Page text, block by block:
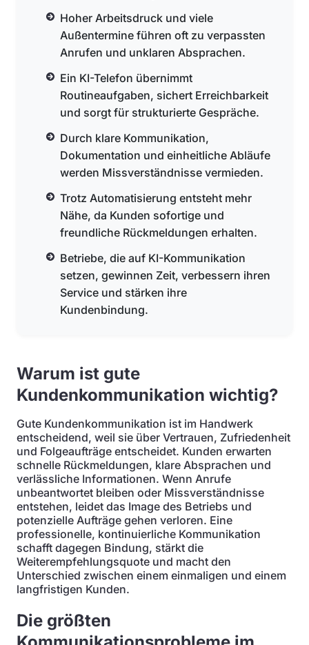
Hoher Arbeitsdruck und viele
Außentermine führen oft zu verpassten
Anrufen und unklaren Absprachen.
Ein KI-Telefon übernimmt
Routineaufgaben, sichert Erreichbarkeit
und sorgt für strukturierte Gespräche.
Durch klare Kommunikation,
Dokumentation und einheitliche Abläufe
werden Missverständnisse vermieden.
Trotz Automatisierung entsteht mehr
Nähe, da Kunden sofortige und
freundliche Rückmeldungen erhalten.
Betriebe, die auf KI-Kommunikation
setzen, gewinnen Zeit, verbessern ihren
Service und stärken ihre
Kundenbindung.
Warum ist gute
Kundenkommunikation wichtig?
Gute Kundenkommunikation ist im Handwerk
entscheidend, weil sie über Vertrauen, Zufriedenheit
und Folgeaufträge entscheidet. Kunden erwarten
schnelle Rückmeldungen, klare Absprachen und
verlässliche Informationen. Wenn Anrufe
unbeantwortet bleiben oder Missverständnisse
entstehen, leidet das Image des Betriebs und
potenzielle Aufträge gehen verloren. Eine
professionelle, kontinuierliche Kommunikation
schafft dagegen Bindung, stärkt die
Weiterempfehlungsquote und macht den
Unterschied zwischen einem einmaligen und einem
langfristigen Kunden.
Die größten